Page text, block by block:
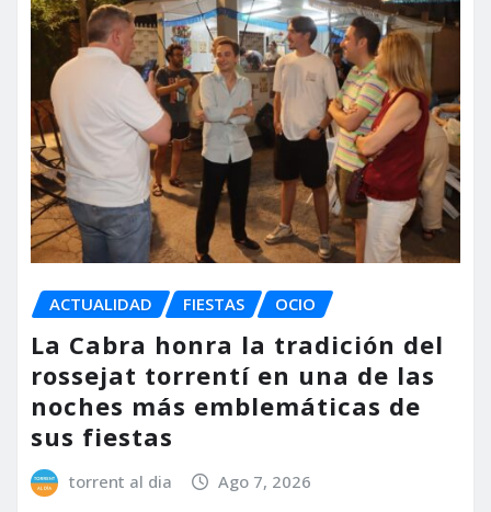
ACTUALIDAD FIESTAS OCIO
La Cabra honra la tradición del
rossejat torrentí en una de las
noches más emblemáticas de
sus fiestas
torrent al dia Ago 7, 2026